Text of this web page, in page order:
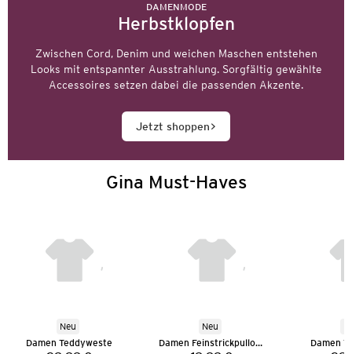
DAMENMODE
Herbstklopfen
Zwischen Cord, Denim und weichen Maschen entstehen
Looks mit entspannter Ausstrahlung. Sorgfältig gewählte
Accessoires setzen dabei die passenden Akzente.
Jetzt shoppen
Gina Must-Haves
Neu
Damen Teddyweste
Neu
Damen Feinstrickpullover
Damen